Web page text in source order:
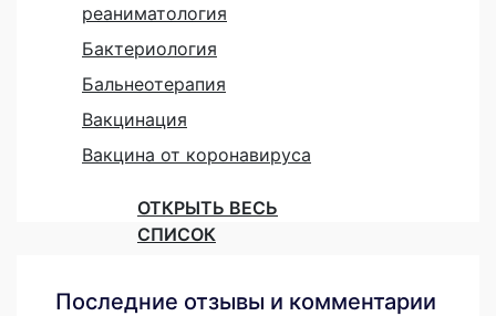
реаниматология
Бактериология
Бальнеотерапия
Вакцинация
Вакцина от коронавируса
ОТКРЫТЬ ВЕСЬ
СПИСОК
Последние отзывы и комментарии